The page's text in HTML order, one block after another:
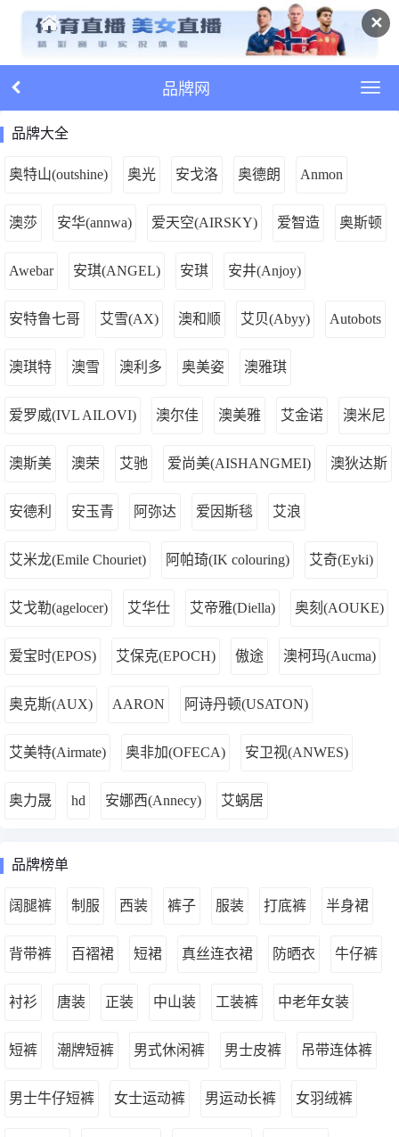
✕
品牌网
品牌大全
奥特山(outshine) 奥光 安戈洛 奥德朗 Anmon
澳莎 安华(annwa) 爱天空(AIRSKY) 爱智造 奥斯顿
Awebar 安琪(ANGEL) 安琪 安井(Anjoy)
安特鲁七哥 艾雪(AX) 澳和顺 艾贝(Abyy) Autobots
澳琪特 澳雪 澳利多 奥美姿 澳雅琪
爱罗威(IVL AILOVI) 澳尔佳 澳美雅 艾金诺 澳米尼
澳斯美 澳荣 艾驰 爱尚美(AISHANGMEI) 澳狄达斯
安德利 安玉青 阿弥达 爱因斯毯 艾浪
艾米龙(Emile Chouriet) 阿帕琦(IK colouring) 艾奇(Eyki)
艾戈勒(agelocer) 艾华仕 艾帝雅(Diella) 奥刻(AOUKE)
爱宝时(EPOS) 艾保克(EPOCH) 傲途 澳柯玛(Aucma)
奥克斯(AUX) AARON 阿诗丹顿(USATON)
艾美特(Airmate) 奥非加(OFECA) 安卫视(ANWES)
奥力晟 hd 安娜西(Annecy) 艾蜗居
品牌榜单
阔腿裤 制服 西装 裤子 服装 打底裤 半身裙
背带裤 百褶裙 短裙 真丝连衣裙 防晒衣 牛仔裤
衬衫 唐装 正装 中山装 工装裤 中老年女装
短裤 潮牌短裤 男式休闲裤 男士皮裤 吊带连体裤
男士牛仔短裤 女士运动裤 男运动长裤 女羽绒裤